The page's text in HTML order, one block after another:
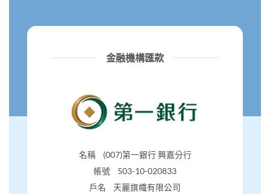
金融機構匯款
名稱 (007)第一銀行 興嘉分行
帳號 503-10-020833
戶名 天麗旗幟有限公司